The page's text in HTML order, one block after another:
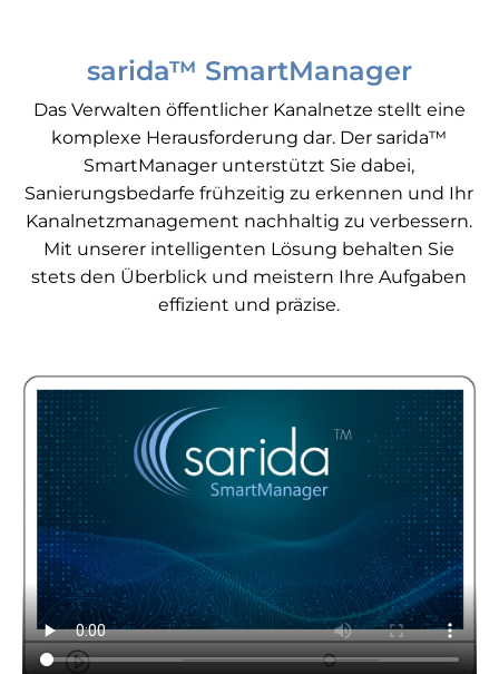
sarida™ SmartManager
Das Verwalten öffentlicher Kanalnetze stellt eine
komplexe Herausforderung dar. Der sarida™
SmartManager unterstützt Sie dabei,
Sanierungsbedarfe frühzeitig zu erkennen und Ihr
Kanalnetzmanagement nachhaltig zu verbessern.
Mit unserer intelligenten Lösung behalten Sie
stets den Überblick und meistern Ihre Aufgaben
effizient und präzise.